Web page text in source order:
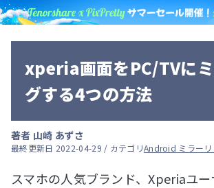
xperia画面をPC/TVに
グする4つの方法
著者 山崎 あずさ
最終更新日 2022-04-29 / カテゴリAndroid ミラーリ
スマホの人気ブランド、Xperiaユー